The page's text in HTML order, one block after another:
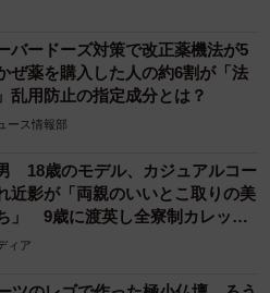
バードーズ対策で改正薬機法が5
ぜ薬を購入した人の約6割が「法
乱用防止の指定成分とは？
ース情報部
18歳のモデル、カジュアルコー
近影が「両親のいいとこ取りの美
」 9歳に渡英し全寮制カレッジ
ィア